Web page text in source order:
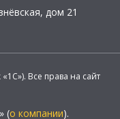
дом 21
Все права на сайт
(о компании).